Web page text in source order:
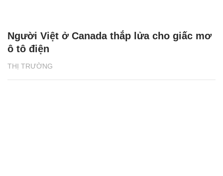
THỊ TRƯỜNG
Người Việt ở Canada thắp lửa cho giấc mơ
ô tô điện